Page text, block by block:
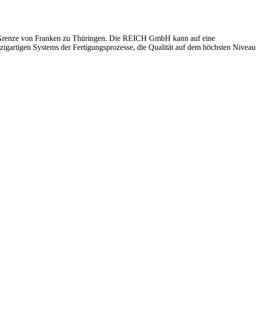
von Franken zu Thüringen. Die REICH GmbH kann auf eine
Systems der Fertigungsprozesse, die Qualität auf dem höchsten Niveau